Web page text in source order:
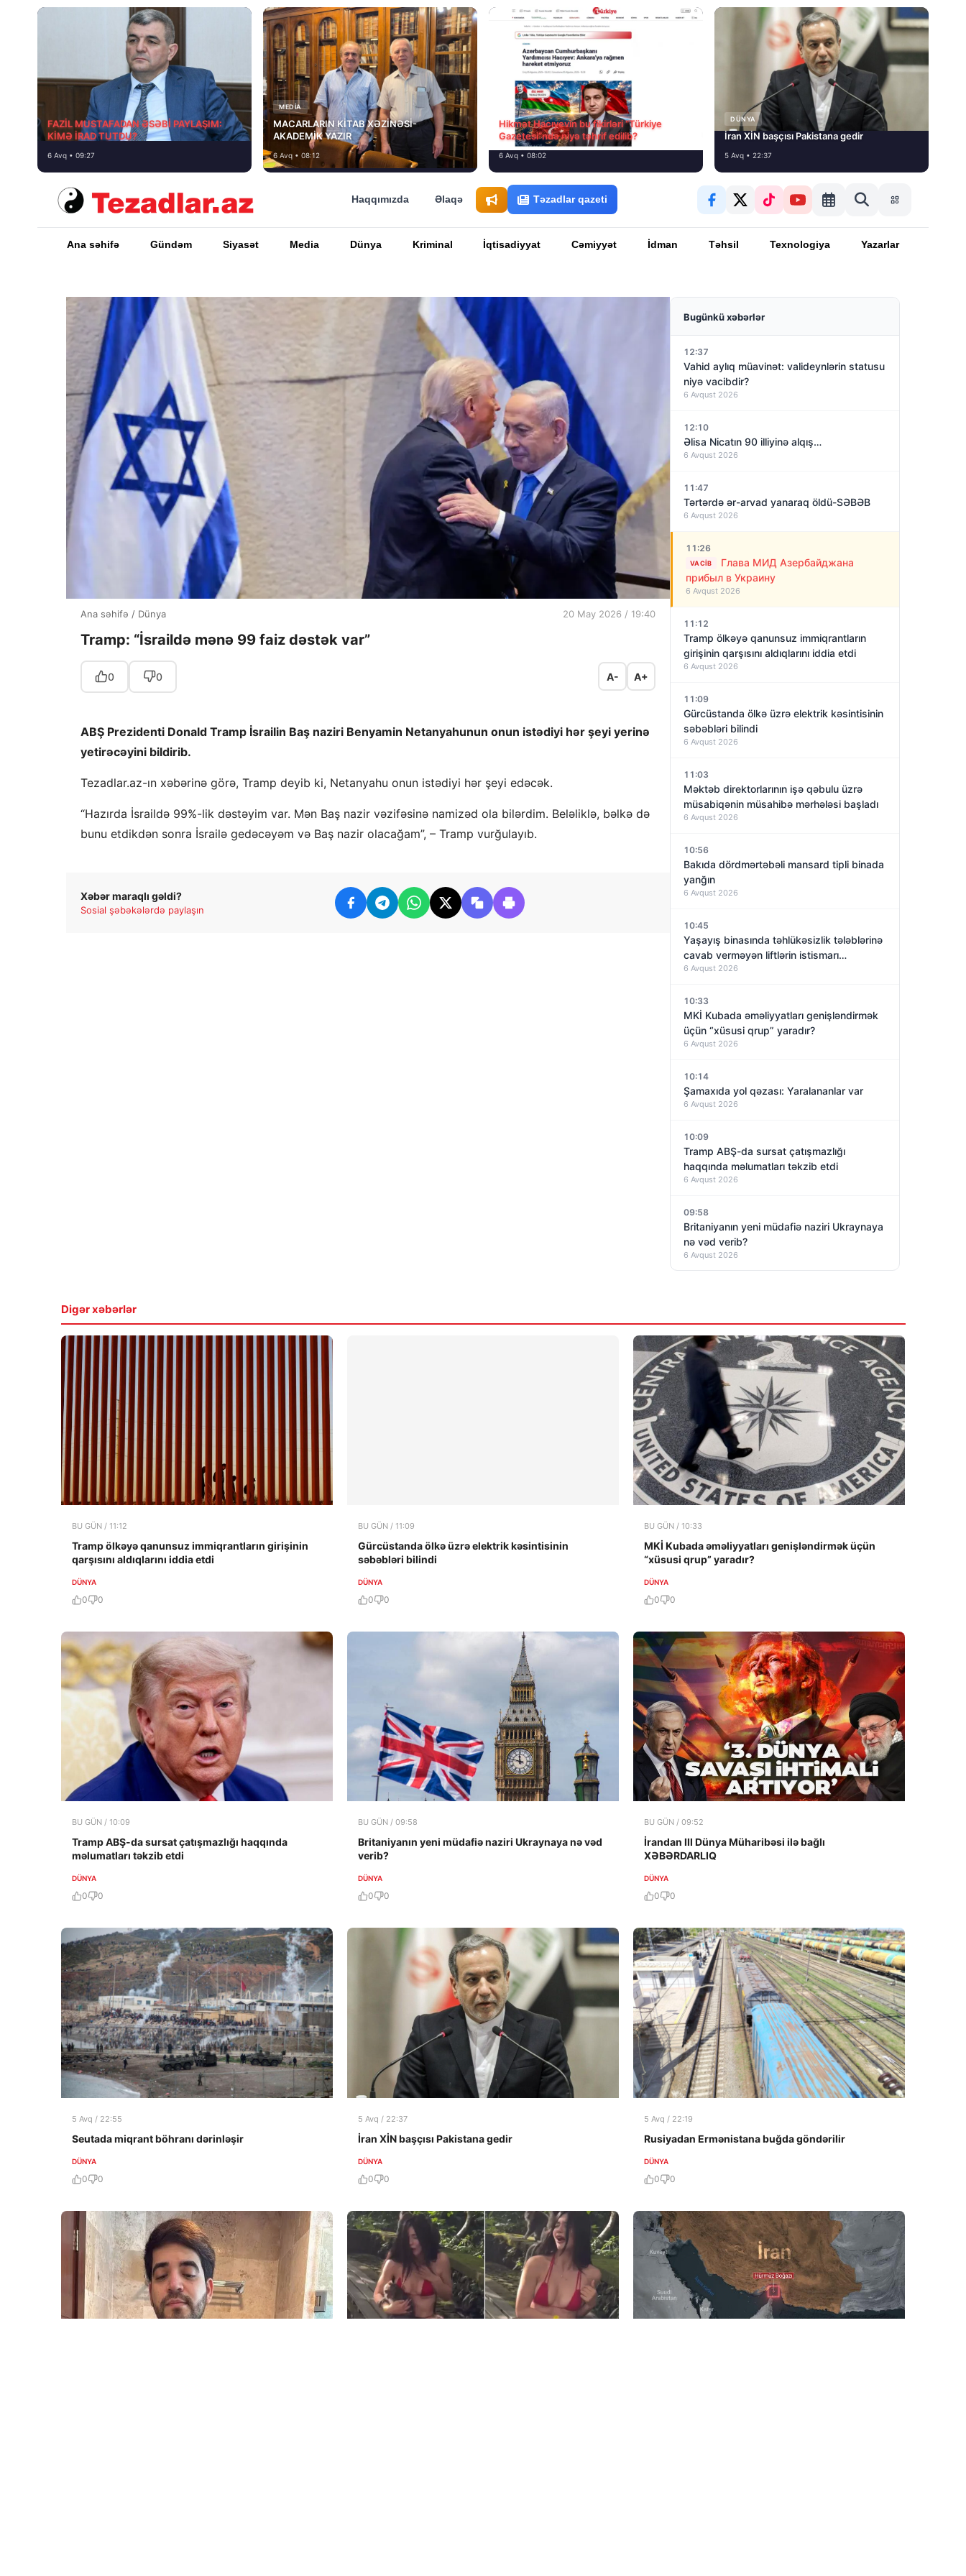
FAZİL MUSTAFADAN ƏSƏBİ PAYLAŞIM:
KİMƏ İRAD TUTDU?
6 Avq • 09:27
MEDİA
MACARLARIN KİTAB XƏZİNƏSİ-
AKADEMİK YAZIR
6 Avq • 08:12
Hikmət Hacıyevin bu fikirləri “Türkiye
Gazetesi”ndə niyə təhrif edilib?
6 Avq • 08:02
DÜNYA
İran XİN başçısı Pakistana gedir
5 Avq • 22:37
Haqqımızda Əlaqə Təzadlar qazeti
Ana səhifə Gündəm Siyasət Media Dünya Kriminal İqtisadiyyat Cəmiyyət İdman Təhsil Texnologiya Yazarlar
Ana səhifə / Dünya 20 May 2026 / 19:40
Tramp: “İsraildə mənə 99 faiz dəstək var”
0 0 A- A+
ABŞ Prezidenti Donald Tramp İsrailin Baş naziri Benyamin Netanyahunun onun istədiyi hər şeyi yerinə
yetirəcəyini bildirib.
Tezadlar.az-ın xəbərinə görə, Tramp deyib ki, Netanyahu onun istədiyi hər şeyi edəcək.
“Hazırda İsraildə 99%-lik dəstəyim var. Mən Baş nazir vəzifəsinə namizəd ola bilərdim. Beləliklə, bəlkə də
bunu etdikdən sonra İsrailə gedəcəyəm və Baş nazir olacağam”, – Tramp vurğulayıb.
Xəbər maraqlı gəldi?
Sosial şəbəkələrdə paylaşın
Bugünkü xəbərlər
12:37
Vahid aylıq müavinət: valideynlərin statusu
niyə vacibdir?
6 Avqust 2026
12:10
Əlisa Nicatın 90 illiyinə alqış…
6 Avqust 2026
11:47
Tərtərdə ər-arvad yanaraq öldü-SƏBƏB
6 Avqust 2026
11:26
VACIB
Глава МИД Азербайджана
прибыл в Украину
6 Avqust 2026
11:12
Tramp ölkəyə qanunsuz immiqrantların
girişinin qarşısını aldıqlarını iddia etdi
6 Avqust 2026
11:09
Gürcüstanda ölkə üzrə elektrik kəsintisinin
səbəbləri bilindi
6 Avqust 2026
11:03
Məktəb direktorlarının işə qəbulu üzrə
müsabiqənin müsahibə mərhələsi başladı
6 Avqust 2026
10:56
Bakıda dördmərtəbəli mansard tipli binada
yanğın
6 Avqust 2026
10:45
Yaşayış binasında təhlükəsizlik tələblərinə
cavab verməyən liftlərin istismarı
dayandırıldı – VİDEO
6 Avqust 2026
10:33
MKİ Kubada əməliyyatları genişləndirmək
üçün “xüsusi qrup” yaradır?
6 Avqust 2026
10:14
Şamaxıda yol qəzası: Yaralananlar var
6 Avqust 2026
10:09
Tramp ABŞ-da sursat çatışmazlığı
haqqında məlumatları təkzib etdi
6 Avqust 2026
09:58
Britaniyanın yeni müdafiə naziri Ukraynaya
nə vəd verib?
6 Avqust 2026
09:46
Ukrayna PUA-ları Rusiyanın ən böyük neft
emalı zavoduna “salam verib”!
6 Avqust 2026
Digər xəbərlər
BU GÜN / 11:12
Tramp ölkəyə qanunsuz immiqrantların girişinin
qarşısını aldıqlarını iddia etdi
DÜNYA
0 0
BU GÜN / 11:09
Gürcüstanda ölkə üzrə elektrik kəsintisinin
səbəbləri bilindi
DÜNYA
0 0
BU GÜN / 10:33
MKİ Kubada əməliyyatları genişləndirmək üçün
“xüsusi qrup” yaradır?
DÜNYA
0 0
BU GÜN / 10:09
Tramp ABŞ-da sursat çatışmazlığı haqqında
məlumatları təkzib etdi
DÜNYA
0 0
BU GÜN / 09:58
Britaniyanın yeni müdafiə naziri Ukraynaya nə vəd
verib?
DÜNYA
0 0
BU GÜN / 09:52
İrandan III Dünya Müharibəsi ilə bağlı
XƏBƏRDARLIQ
DÜNYA
0 0
5 Avq / 22:55
Seutada miqrant böhranı dərinləşir
DÜNYA
0 0
5 Avq / 22:37
İran XİN başçısı Pakistana gedir
DÜNYA
0 0
5 Avq / 22:19
Rusiyadan Ermənistana buğda göndərilir
DÜNYA
0 0